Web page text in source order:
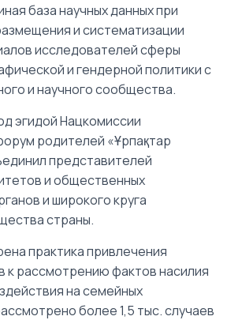
база научных данных при
и систематизации
исследователей сферы
и гендерной политики с
и научного сообщества.
эгидой Нацкомиссии
родителей «Ұрпақтар
представителей
и общественных
и широкого круга
страны.
практика привлечения
к рассмотрению фактов насилия
на семейных
более 1,5 тыс. случаев